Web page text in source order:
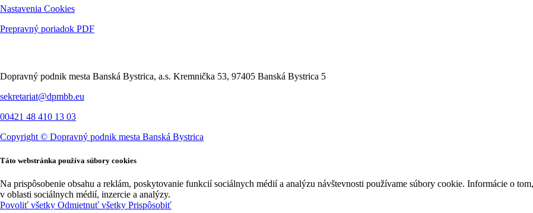
Nastavenia Cookies
Prepravný poriadok PDF
Dopravný podnik mesta Banská Bystrica, a.s. Kremnička 53, 97405 Banská Bystrica 5
sekretariat@dpmbb.eu
00421 48 410 13 03
Copyright © Dopravný podnik mesta Banská Bystrica
Táto webstránka používa súbory cookies
Na prispôsobenie obsahu a reklám, poskytovanie funkcií sociálnych médií a analýzu návštevnosti používame súbory cookie. Informácie o
v oblasti sociálnych médií, inzercie a analýzy.
Povoliť všetky Odmietnuť všetky Prispôsobiť